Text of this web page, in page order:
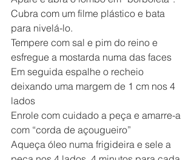
Cubra com um filme plástico e bata
para nivelá-lo.
Tempere com sal e pim do reino e
esfregue a mostarda numa das faces
Em seguida espalhe o recheio
deixando uma margem de 1 cm nos 4
lados
Enrole com cuidado a peça e amarre-a
com “corda de açougueiro”
Aqueça óleo numa frigideira e sele a